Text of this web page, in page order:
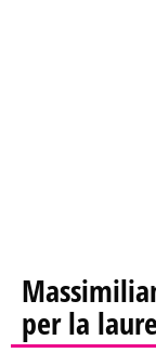
per la